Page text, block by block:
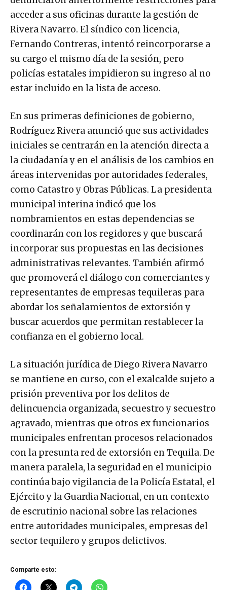
acceder a sus oficinas durante la gestión de
Rivera Navarro. El síndico con licencia,
Fernando Contreras, intentó reincorporarse a
su cargo el mismo día de la sesión, pero
policías estatales impidieron su ingreso al no
estar incluido en la lista de acceso.
En sus primeras definiciones de gobierno,
Rodríguez Rivera anunció que sus actividades
iniciales se centrarán en la atención directa a
la ciudadanía y en el análisis de los cambios en
áreas intervenidas por autoridades federales,
como Catastro y Obras Públicas. La presidenta
municipal interina indicó que los
nombramientos en estas dependencias se
coordinarán con los regidores y que buscará
incorporar sus propuestas en las decisiones
administrativas relevantes. También afirmó
que promoverá el diálogo con comerciantes y
representantes de empresas tequileras para
abordar los señalamientos de extorsión y
buscar acuerdos que permitan restablecer la
confianza en el gobierno local.
La situación jurídica de Diego Rivera Navarro
se mantiene en curso, con el exalcalde sujeto a
prisión preventiva por los delitos de
delincuencia organizada, secuestro y secuestro
agravado, mientras que otros ex funcionarios
municipales enfrentan procesos relacionados
con la presunta red de extorsión en Tequila. De
manera paralela, la seguridad en el municipio
continúa bajo vigilancia de la Policía Estatal, el
Ejército y la Guardia Nacional, en un contexto
de escrutinio nacional sobre las relaciones
entre autoridades municipales, empresas del
sector tequilero y grupos delictivos.
Comparte esto: